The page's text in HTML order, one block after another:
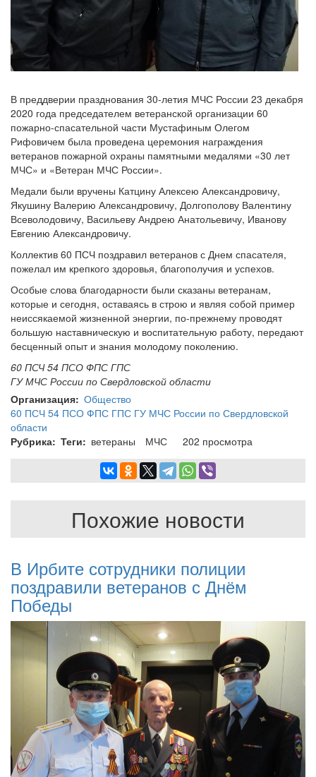
В преддверии празднования 30-летия МЧС России 23 декабря
2020 года председателем ветеранской организации 60
пожарно-спасательной части Мустафиным Олегом
Рифовичем была проведена церемония награждения
ветеранов пожарной охраны памятными медалями «30 лет
МЧС» и «Ветеран МЧС России».
Медали были вручены Катцину Алексею Александровичу,
Якушину Валерию Александровичу, Долгополову Валентину
Всеволодовичу, Васильеву Андрею Анатольевичу, Иванову
Евгению Александровичу.
Коллектив 60 ПСЧ поздравил ветеранов с Днем спасателя,
пожелал им крепкого здоровья, благополучия и успехов.
Особые слова благодарности были сказаны ветеранам,
которые и сегодня, оставаясь в строю и являя собой пример
неиссякаемой жизненной энергии, по-прежнему проводят
большую наставническую и воспитательную работу, передают
бесценный опыт и знания молодому поколению.
60 ПСЧ 54 ПСО ФПС ГПС
ГУ МЧС России по Свердловской области
Организация
60 ПСЧ 54 ПСО ФПС ГПС ГУ МЧС России по Свердловской
области
Рубрика
Общество
Теги ветераны МЧС 202 просмотра
Похожие новости
В Ирбите сотрудники полиции
поздравили ветеранов с Днём
Победы